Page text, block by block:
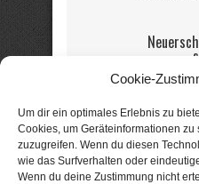
Cookie-
Um dir ein optimales Erlebnis zu
Cookies, um Geräteinformationen
zuzugreifen. Wenn du diesen
wie das Surfverhalten oder
Wenn du deine Zustimmung nicht
und